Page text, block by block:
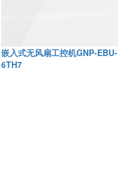
嵌入式无风扇工控机GNP-EBU-
6TH7